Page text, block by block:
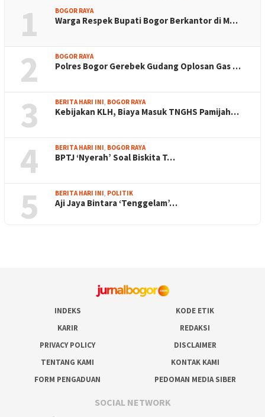
1 BOGOR RAYA
Warga Respek Bupati Bogor Berkantor di M…
2 BOGOR RAYA
Polres Bogor Gerebek Gudang Oplosan Gas …
3 BERITA HARI INI BOGOR RAYA
Kebijakan KLH, Biaya Masuk TNGHS Pamijah…
4 BERITA HARI INI BOGOR RAYA
BPTJ ‘Nyerah’ Soal Biskita T…
5 BERITA HARI INI POLITIK
Aji Jaya Bintara ‘Tenggelam’…
INDEKS
KODE ETIK
KARIR
REDAKSI
PRIVACY POLICY
DISCLAIMER
TENTANG KAMI
KONTAK KAMI
FORM PENGADUAN
PEDOMAN MEDIA SIBER
SOCIAL NETWORK